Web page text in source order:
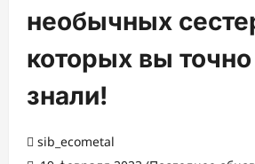
необычных
которых вы
знали!
sib_ecometal